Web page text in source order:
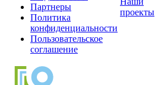
Партнеры
Политика
конфиденциальности
Пользовательское
соглашение
проекты